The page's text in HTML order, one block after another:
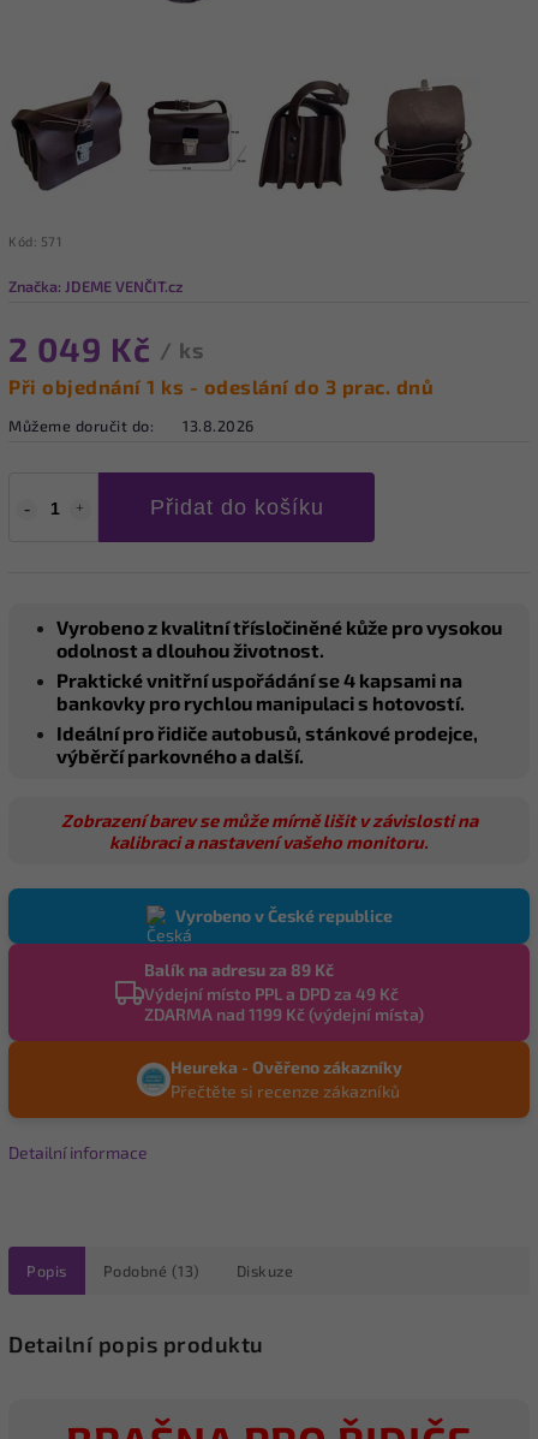
Kód: 571
Značka: JDEME VENČIT.cz
2 049 Kč / ks
Při objednání 1 ks - odeslání do 3 prac. dnů
Můžeme doručit do: 13.8.2026
Přidat do košíku
Vyrobeno z kvalitní třísločiněné kůže pro vysokou
odolnost a dlouhou životnost.
Praktické vnitřní uspořádání se 4 kapsami na
bankovky pro rychlou manipulaci s hotovostí.
Ideální pro řidiče autobusů, stánkové prodejce,
výběrčí parkovného a další.
Zobrazení barev se může mírně lišit v závislosti na
kalibraci a nastavení vašeho monitoru.
Vyrobeno v České republice
Balík na adresu za 89 Kč
Výdejní místo PPL a DPD za 49 Kč
ZDARMA nad 1199 Kč (výdejní místa)
Heureka - Ověřeno zákazníky
Přečtěte si recenze zákazníků
Detailní informace
Popis Podobné (13) Diskuze
Detailní popis produktu